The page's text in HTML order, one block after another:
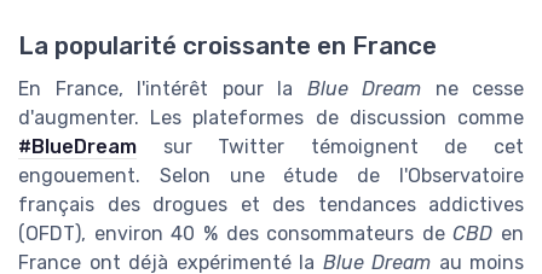
La popularité croissante en France
En France, l'intérêt pour la Blue Dream ne cesse
d'augmenter. Les plateformes de discussion comme
#BlueDream sur Twitter témoignent de cet
engouement. Selon une étude de l'Observatoire
français des drogues et des tendances addictives
(OFDT), environ 40 % des consommateurs deCBD en
France ont déjà expérimenté la Blue Dream au moins